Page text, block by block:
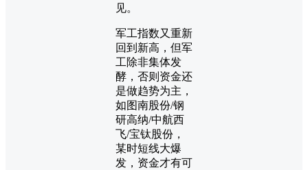
见。
军工指数又重新
回到新高，但军
工除非集体发
酵，否则资金还
是做趋势为主，
如图南股份/钢
研高纳/中航西
飞/宝钛股份，
某时短线大爆
发，资金才有可